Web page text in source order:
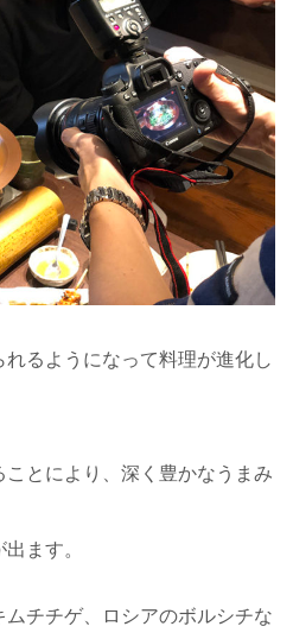
るようになって料理が進化し
とにより、深く豊かなうまみ
ます。
チチゲ、ロシアのボルシチな